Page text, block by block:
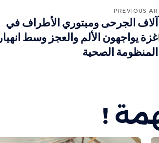
PREVIOUS
آلاف الجرحى ومبتوري الأطراف في
غزة يواجهون الألم والعجز وسط انهيار
المنظومة الصحية
!